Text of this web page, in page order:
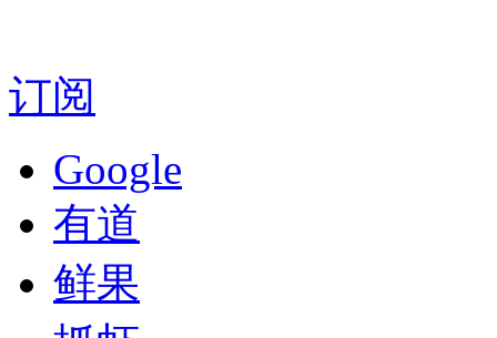
订阅
Google
有道
鲜果